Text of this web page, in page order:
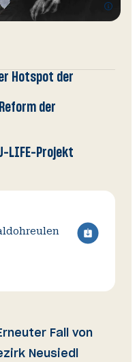
Hotspot der
der
LIFE-Projekt
Fall von
Neusiedl